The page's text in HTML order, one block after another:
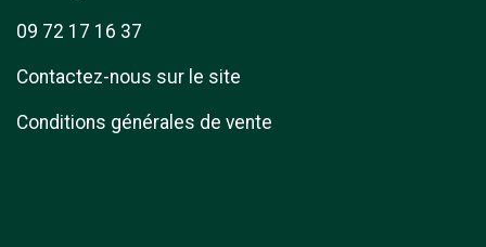
09 72 17 16 37
Contactez-nous sur le site
Conditions générales de vente